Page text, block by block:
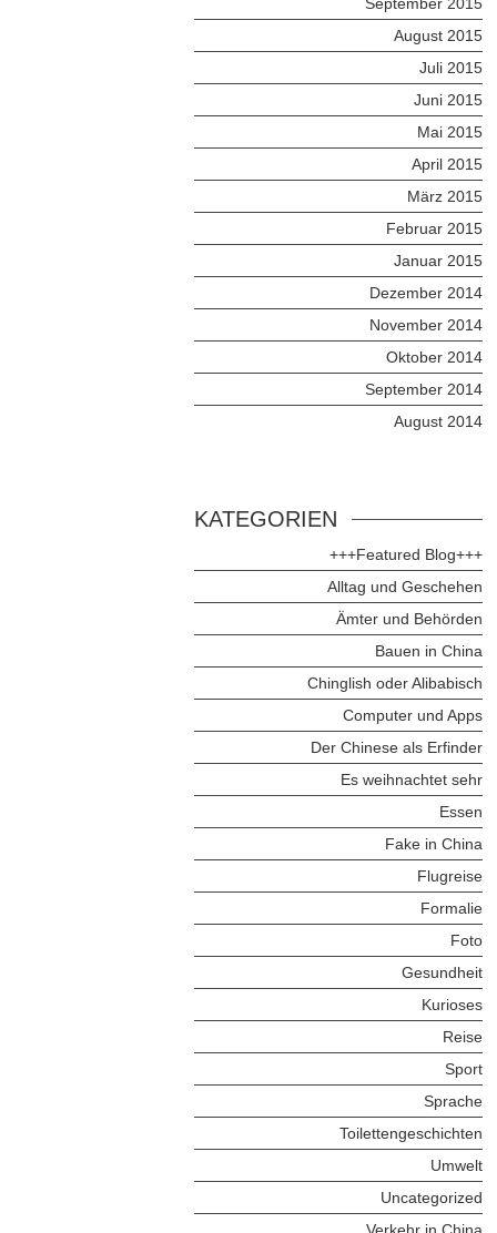
August 2015
Juli 2015
Juni 2015
Mai 2015
April 2015
März 2015
Februar 2015
Januar 2015
Dezember 2014
November 2014
Oktober 2014
September 2014
August 2014
KATEGORIEN
+++Featured Blog+++
Alltag und Geschehen
Ämter und Behörden
Bauen in China
Chinglish oder Alibabisch
Computer und Apps
Der Chinese als Erfinder
Es weihnachtet sehr
Essen
Fake in China
Flugreise
Formalie
Foto
Gesundheit
Kurioses
Reise
Sport
Sprache
Toilettengeschichten
Umwelt
Uncategorized
Verkehr in China